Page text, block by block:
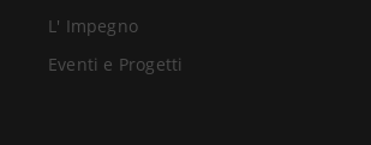
L' Impegno
Eventi e Progetti